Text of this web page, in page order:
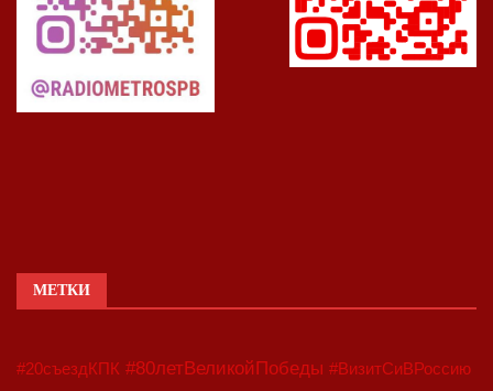
МЕТКИ
#20съездКПК #80летВеликойПобеды #ВизитСиВРоссию